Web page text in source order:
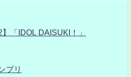
「IDOL DAISUKI！」
プリ